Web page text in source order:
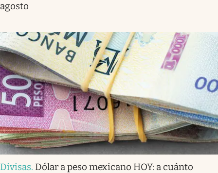
agosto
Divisas. Dólar a peso mexicano HOY: a cuánto